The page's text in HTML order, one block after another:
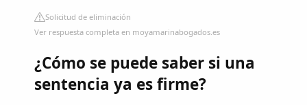
Solicitud de eliminación
Ver respuesta completa en moyamarinabogados.es
¿Cómo se puede saber si una
sentencia ya es firme?